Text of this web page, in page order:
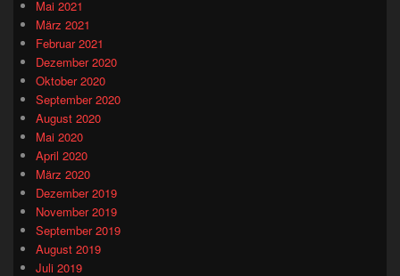
Mai 2021
März 2021
Februar 2021
Dezember 2020
Oktober 2020
September 2020
August 2020
Mai 2020
April 2020
März 2020
Dezember 2019
November 2019
September 2019
August 2019
Juli 2019